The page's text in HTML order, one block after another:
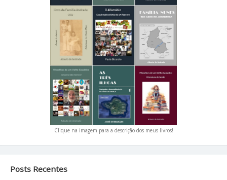
Clique na imagem para a descrição dos meus livros!
Posts Recentes